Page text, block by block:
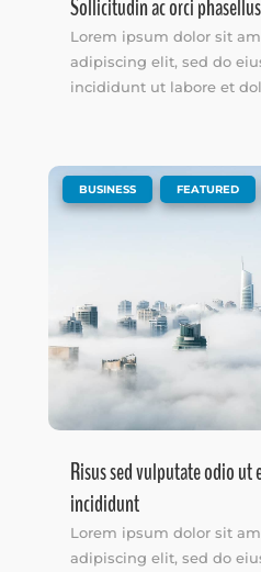
Sollicitudin ac orci
Lorem ipsum dolor sit
adipiscing elit, sed do
incididunt ut labore et
Risus sed vulputate odio
incididunt
BUSINESS FEATURED
Lorem ipsum dolor sit
adipiscing elit, sed do